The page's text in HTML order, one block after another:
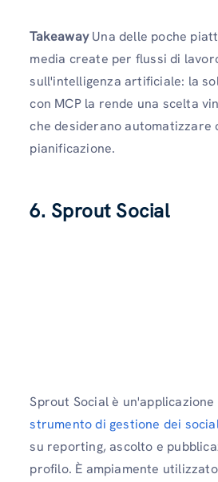
TakeawayUna delle poche
media create per flussi di
sull'intelligenza artificiale: la
con MCP la rende una scelta
che desiderano automatizzare
pianificazione.
6. Sprout Social
Sprout Social è
strumento di gestione dei
su reporting, ascolto e
profilo. È ampiamente